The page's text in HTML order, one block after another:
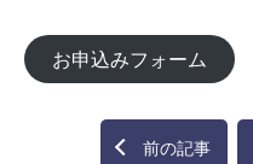
お申込みフォーム
前の記事